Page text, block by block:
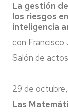
La gestión
los riesgos
inteligencia
con Francisco
Salón de
29 de octubre,
Las